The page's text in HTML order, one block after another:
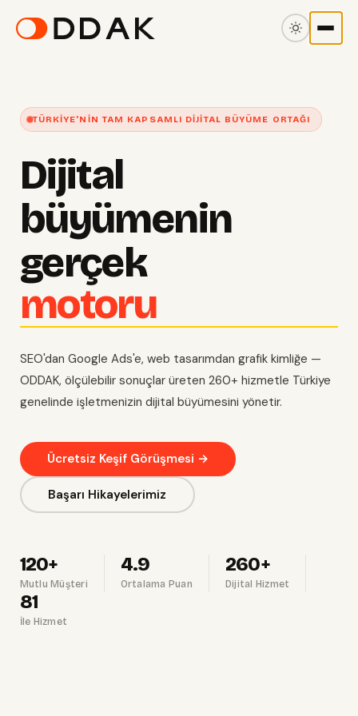
TÜRKIYE'NIN TAM KAPSAMLI DIJITAL BÜYÜME ORTAĞI
Dijital
büyümenin
gerçek
motoru
SEO'dan Google Ads'e, web tasarımdan grafik kimliğe —
ODDAK, ölçülebilir sonuçlar üreten 260+ hizmetle Türkiye
genelinde işletmenizin dijital büyümesini yönetir.
Ücretsiz Keşif Görüşmesi →
Başarı Hikayelerimiz
120+
Mutlu Müşteri
4.9
Ortalama Puan
260+
Dijital Hizmet
81
İle Hizmet